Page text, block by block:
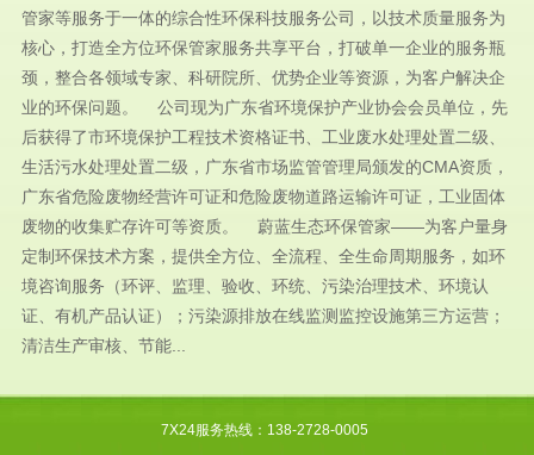
管家等服务于一体的综合性环保科技服务公司，以技术质量服务为
核心，打造全方位环保管家服务共享平台，打破单一企业的服务瓶
颈，整合各领域专家、科研院所、优势企业等资源，为客户解决企
业的环保问题。 公司现为广东省环境保护产业协会会员单位，先
后获得了市环境保护工程技术资格证书、工业废水处理处置二级、
生活污水处理处置二级，广东省市场监管管理局颁发的CMA资质，
广东省危险废物经营许可证和危险废物道路运输许可证，工业固体
废物的收集贮存许可等资质。 蔚蓝生态环保管家——为客户量身
定制环保技术方案，提供全方位、全流程、全生命周期服务，如环
境咨询服务（环评、监理、验收、环统、污染治理技术、环境认
证、有机产品认证）；污染源排放在线监测监控设施第三方运营；
清洁生产审核、节能...
7X24服务热线：138-2728-0005